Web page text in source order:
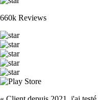
660k Reviews